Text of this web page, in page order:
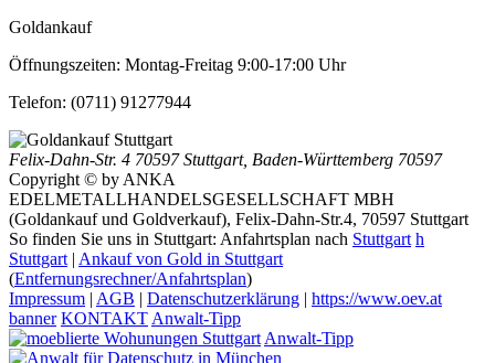
Goldankauf
Öffnungszeiten: Montag-Freitag 9:00-17:00 Uhr
Telefon: (0711) 91277944
Felix-Dahn-Str. 4 70597 Stuttgart, Baden-Württemberg 70597
Copyright © by ANKA
EDELMETALLHANDELSGESELLSCHAFT MBH
(Goldankauf und Goldverkauf), Felix-Dahn-Str.4, 70597 Stuttgart
So finden Sie uns in Stuttgart: Anfahrtsplan nach Stuttgart h
Stuttgart | Ankauf von Gold in Stuttgart
(Entfernungsrechner/Anfahrtsplan)
Impressum | AGB | Datenschutzerklärung | https://www.oev.at
banner KONTAKT Anwalt-Tipp
Anwalt-Tipp